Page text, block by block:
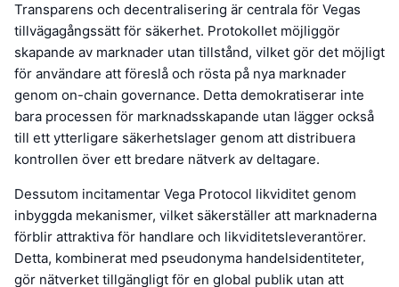
Transparens och decentralisering är centrala för Vegas
tillvägagångssätt för säkerhet. Protokollet möjliggör
skapande av marknader utan tillstånd, vilket gör det möjligt
för användare att föreslå och rösta på nya marknader
genom on-chain governance. Detta demokratiserar inte
bara processen för marknadsskapande utan lägger också
till ett ytterligare säkerhetslager genom att distribuera
kontrollen över ett bredare nätverk av deltagare.
Dessutom incitamentar Vega Protocol likviditet genom
inbyggda mekanismer, vilket säkerställer att marknaderna
förblir attraktiva för handlare och likviditetsleverantörer.
Detta, kombinerat med pseudonyma handelsidentiteter,
gör nätverket tillgängligt för en global publik utan att